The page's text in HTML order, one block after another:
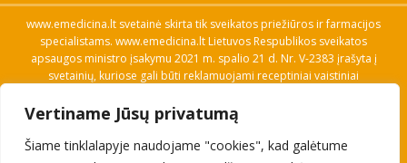
Vertiname Jūsų privatumą
Šiame tinklalapyje naudojame "cookies", kad galėtume
www.emedicina.lt svetainė skirta tik sveikatos priežiūros ir farmacijos
specialistams. www.emedicina.lt Lietuvos Respublikos sveikatos
apsaugos ministro įsakymu 2021 m. spalio 21 d. Nr. V-2383 įrašyta į
svetainių, kuriose gali būti reklamuojami receptiniai vaistiniai
savo profesinę kvalifikaciją. Naudingos nuorodos: Vaistų ir medicinos
pagalbos priemonių kainų paieška, VVKT tinklalapis, Sveikatos
priežiūros ar farmacijos specialisto pranešimo apie įtariamą